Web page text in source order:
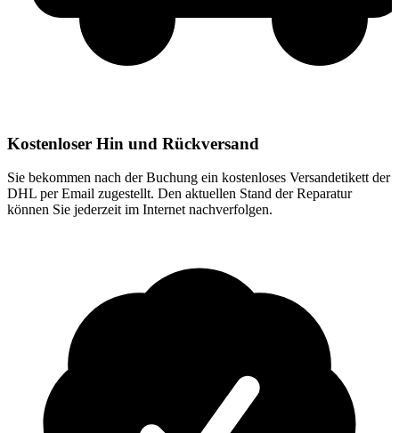
Kostenloser Hin und Rückversand
Sie bekommen nach der Buchung ein kostenloses Versandetikett der
DHL per Email zugestellt. Den aktuellen Stand der Reparatur
können Sie jederzeit im Internet nachverfolgen.